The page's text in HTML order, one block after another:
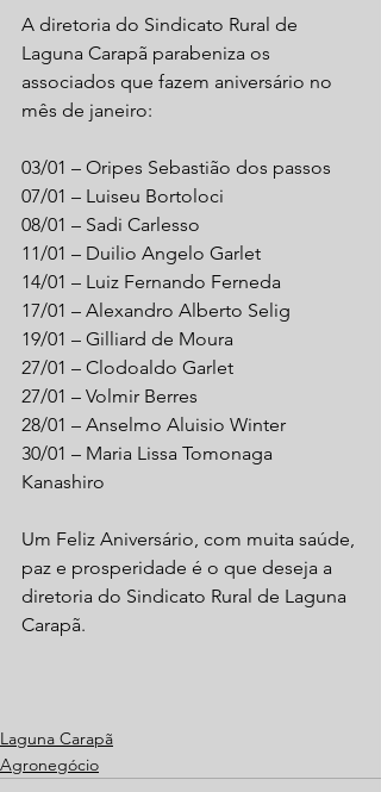
A diretoria do Sindicato Rural de
Laguna Carapã parabeniza os
associados que fazem aniversário no
mês de janeiro:
03/01 – Oripes Sebastião dos passos
07/01 – Luiseu Bortoloci
08/01 – Sadi Carlesso
11/01 – Duilio Angelo Garlet
14/01 – Luiz Fernando Ferneda
17/01 – Alexandro Alberto Selig
19/01 – Gilliard de Moura
27/01 – Clodoaldo Garlet
27/01 – Volmir Berres
28/01 – Anselmo Aluisio Winter
30/01 – Maria Lissa Tomonaga
Kanashiro
Um Feliz Aniversário, com muita saúde,
paz e prosperidade é o que deseja a
diretoria do Sindicato Rural de Laguna
Carapã.
Laguna Carapã
Agronegócio